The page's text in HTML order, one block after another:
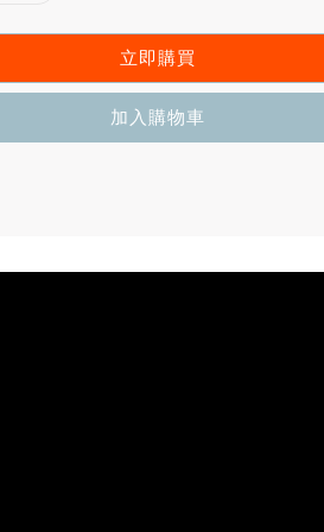
立即購買
加入購物車